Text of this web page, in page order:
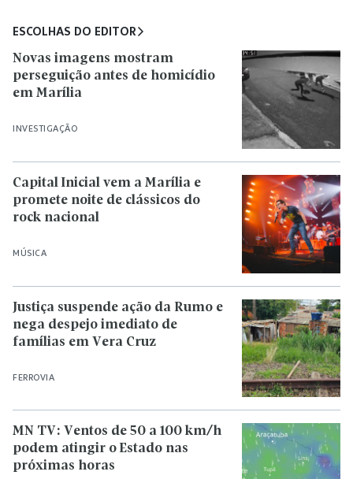
ESCOLHAS DO EDITOR
INVESTIGAÇÃO
Novas imagens mostram
perseguição antes de homicídio
em Marília
MÚSICA
Capital Inicial vem a Marília e
promete noite de clássicos do
rock nacional
FERROVIA
Justiça suspende ação da Rumo e
nega despejo imediato de
famílias em Vera Cruz
MN TV: Ventos de 50 a 100 km/h
podem atingir o Estado nas
próximas horas